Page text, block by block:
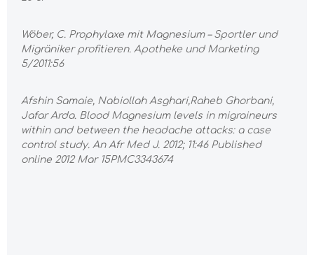
Wöber, C. Prophylaxe mit Magnesium – Sportler und
Migräniker profitieren. Apotheke und Marketing
5/2011:56
Afshin Samaie, Nabiollah Asghari,Raheb Ghorbani,
Jafar Arda. Blood Magnesium levels in migraineurs
within and between the headache attacks: a case
control study. An Afr Med J. 2012; 11:46 Published
online 2012 Mar 15PMC3343674